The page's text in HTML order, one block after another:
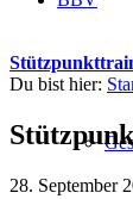
Du bist hier:
28. September